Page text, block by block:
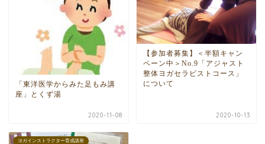
「東洋医学からみた足もみ講
座」とくず湯
2020-11-08
【参加者募集】＜半額キャン
ペーン中＞No.9「アジャスト
整体ヨガセラピストコース」
について
2020-10-13
ヨガインストラクター育成講座